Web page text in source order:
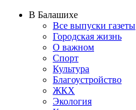
В Балашихе
Все выпуски газеты
Городская жизнь
О важном
Спорт
Культура
Благоустройство
ЖКХ
Экология